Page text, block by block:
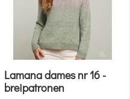
Lamana dames nr 16 -
breipatronen